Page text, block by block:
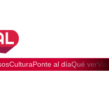
CulturaPonte al díaQué ver